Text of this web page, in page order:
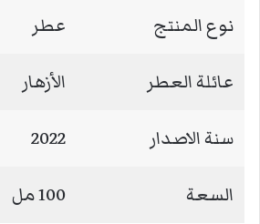
نوع المنتج عطر
عائلة العطر الأزهار
سنة الاصدار 2022
السعة 100 مل